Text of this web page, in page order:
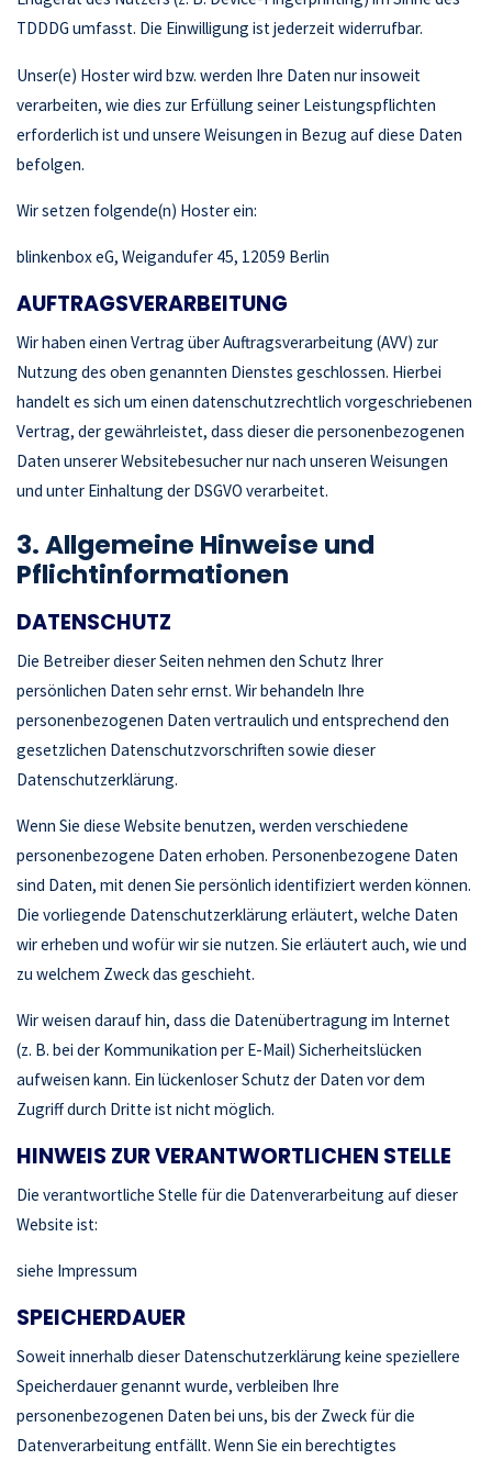
TDDDG umfasst. Die Einwilligung ist jederzeit widerrufbar.
Unser(e) Hoster wird bzw. werden Ihre Daten nur insoweit
verarbeiten, wie dies zur Erfüllung seiner Leistungspflichten
erforderlich ist und unsere Weisungen in Bezug auf diese Daten
befolgen.
Wir setzen folgende(n) Hoster ein:
blinkenbox eG, Weigandufer 45, 12059 Berlin
AUFTRAGSVERARBEITUNG
Wir haben einen Vertrag über Auftragsverarbeitung (AVV) zur
Nutzung des oben genannten Dienstes geschlossen. Hierbei
handelt es sich um einen datenschutzrechtlich vorgeschriebenen
Vertrag, der gewährleistet, dass dieser die personenbezogenen
Daten unserer Websitebesucher nur nach unseren Weisungen
und unter Einhaltung der DSGVO verarbeitet.
3. Allgemeine Hinweise und
Pflicht­informationen
DATENSCHUTZ
Die Betreiber dieser Seiten nehmen den Schutz Ihrer
persönlichen Daten sehr ernst. Wir behandeln Ihre
personenbezogenen Daten vertraulich und entsprechend den
gesetzlichen Datenschutzvorschriften sowie dieser
Datenschutzerklärung.
Wenn Sie diese Website benutzen, werden verschiedene
personenbezogene Daten erhoben. Personenbezogene Daten
sind Daten, mit denen Sie persönlich identifiziert werden können.
Die vorliegende Datenschutzerklärung erläutert, welche Daten
wir erheben und wofür wir sie nutzen. Sie erläutert auch, wie und
zu welchem Zweck das geschieht.
Wir weisen darauf hin, dass die Datenübertragung im Internet
(z. B. bei der Kommunikation per E-Mail) Sicherheitslücken
aufweisen kann. Ein lückenloser Schutz der Daten vor dem
Zugriff durch Dritte ist nicht möglich.
HINWEIS ZUR VERANTWORTLICHEN STELLE
Die verantwortliche Stelle für die Datenverarbeitung auf dieser
Website ist:
siehe Impressum
SPEICHERDAUER
Soweit innerhalb dieser Datenschutzerklärung keine speziellere
Speicherdauer genannt wurde, verbleiben Ihre
personenbezogenen Daten bei uns, bis der Zweck für die
Datenverarbeitung entfällt. Wenn Sie ein berechtigtes